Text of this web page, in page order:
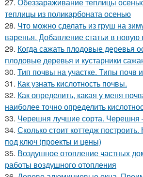
теплицы из поликарбоната осенью
28. Что можно сделать из груш на
варенья. Добавление статьи в новую
29. Когда сажать плодовые деревья
плодовые деревья и кустарники
30. Тип почвы на участке. Типы почв
31. Как узнать кислотность почвы.
32. Как определить, какая у меня
наиболее точно определить
33. Черешня лучшие сорта.
34. Сколько стоит коттедж
под ключ (проекты и цены)
35. Воздушное отопление частных
работы воздушного отопления